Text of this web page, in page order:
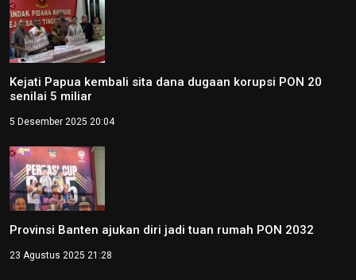
Kejati Papua kembali sita dana dugaan korupsi PON 20
senilai 5 miliar
5 Desember 2025 20:04
Provinsi Banten ajukan diri jadi tuan rumah PON 2032
23 Agustus 2025 21:28